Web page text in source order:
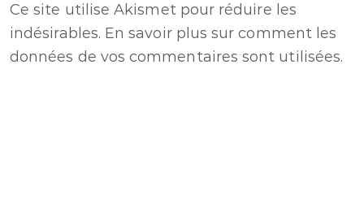
Ce site utilise Akismet pour réduire les
indésirables. En savoir plus sur comment les
données de vos commentaires sont utilisées.